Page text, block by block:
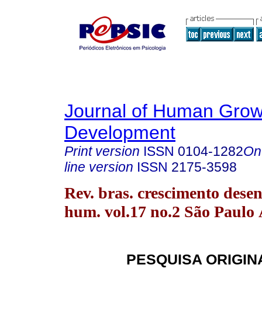
Journal of Human
Development
Print version ISSN 0104-1282
line version ISSN 2175-3598
Rev. bras. crescimento
hum. vol.17 no.2 São Paulo
PESQUISA